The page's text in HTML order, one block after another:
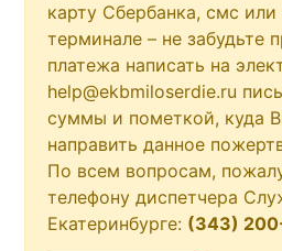
карту Сбербанка, смс
терминале – не забудьте
платежа написать на
help@ekbmiloserdie.ru
суммы и пометкой, куда
направить данное
По всем вопросам,
телефону диспетчера
Екатеринбурге: (343)